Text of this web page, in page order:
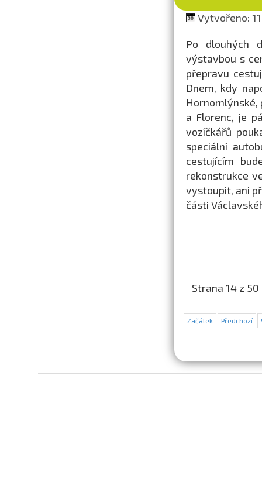
Vytvořeno:
Po dlouhých
výstavbou s
přepravu
Dnem, kdy
Hornomlýnské,
a Florenc, je
vozíčkářů
speciální
cestujícím
rekonstrukce
vystoupit, ani
části
Strana 14 z 50
Začátek Předchozí